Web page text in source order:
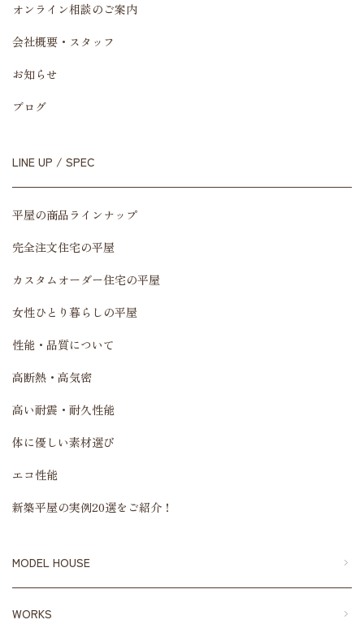
オンライン相談のご案内
会社概要・スタッフ
お知らせ
ブログ
LINE UP / SPEC
平屋の商品ラインナップ
完全注文住宅の平屋
カスタムオーダー住宅の平屋
女性ひとり暮らしの平屋
性能・品質について
高断熱・高気密
高い耐震・耐久性能
体に優しい素材選び
エコ性能
新築平屋の実例20選をご紹介！
MODEL HOUSE
WORKS